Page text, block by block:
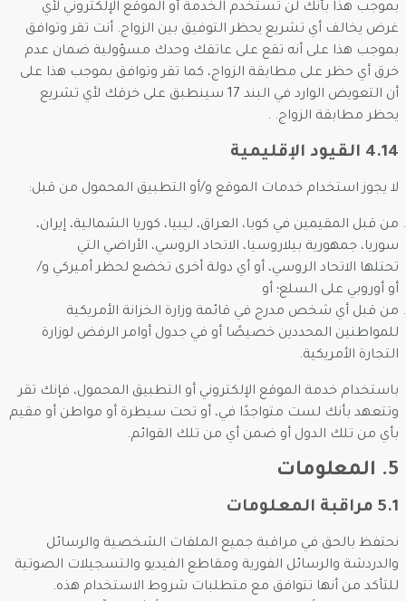
بموجب هذا بأنك لن تستخدم الخدمة أو الموقع الإلكتروني لأي
غرض يخالف أي تشريع يحظر التوفيق بين الزواج. أنت تقر وتوافق
بموجب هذا على أنه تقع على عاتقك وحدك مسؤولية ضمان عدم
خرق أي حظر على مطابقة الزواج، كما تقر وتوافق بموجب هذا على
أن التعويض الوارد في البند 17 سينطبق على خرقك لأي تشريع
يحظر مطابقة الزواج. .
4.14 القيود الإقليمية
لا يجوز استخدام خدمات الموقع و/أو التطبيق المحمول من قبل:
من قبل المقيمين في كوبا، العراق، ليبيا، كوريا الشمالية، إيران،
سوريا، جمهورية بيلاروسيا، الاتحاد الروسي، الأراضي التي
تحتلها الاتحاد الروسي، أو أي دولة أخرى تخضع لحظر أميركي و/
أو أوروبي على السلع؛ أو
من قبل أي شخص مدرج في قائمة وزارة الخزانة الأمريكية
للمواطنين المحددين خصيصًا أو في جدول أوامر الرفض لوزارة
التجارة الأمريكية.
باستخدام خدمة الموقع الإلكتروني أو التطبيق المحمول، فإنك تقر
وتتعهد بأنك لست متواجدًا في، أو تحت سيطرة أو مواطن أو مقيم
بأي من تلك الدول أو ضمن أي من تلك القوائم.
5. المعلومات
5.1 مراقبة المعلومات
نحتفظ بالحق في مراقبة جميع الملفات الشخصية والرسائل
والدردشة والرسائل الفورية ومقاطع الفيديو والتسجيلات الصوتية
للتأكد من أنها تتوافق مع متطلبات شروط الاستخدام هذه.